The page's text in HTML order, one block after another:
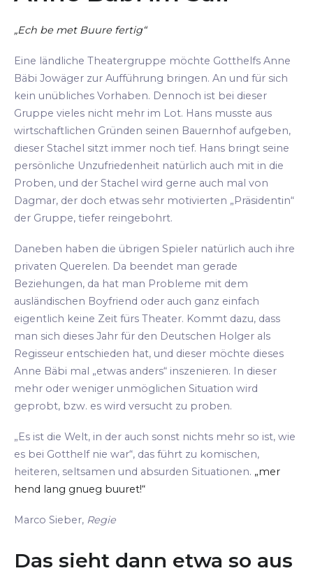
„Ech be met Buure fertig“
Eine ländliche Theatergruppe möchte Gotthelfs Anne
Bäbi Jowäger zur Aufführung bringen. An und für sich
kein unübliches Vorhaben. Dennoch ist bei dieser
Gruppe vieles nicht mehr im Lot. Hans musste aus
wirtschaftlichen Gründen seinen Bauernhof aufgeben,
dieser Stachel sitzt immer noch tief. Hans bringt seine
persönliche Unzufriedenheit natürlich auch mit in die
Proben, und der Stachel wird gerne auch mal von
Dagmar, der doch etwas sehr motivierten „Präsidentin“
der Gruppe, tiefer reingebohrt.
Daneben haben die übrigen Spieler natürlich auch ihre
privaten Querelen. Da beendet man gerade
Beziehungen, da hat man Probleme mit dem
ausländischen Boyfriend oder auch ganz einfach
eigentlich keine Zeit fürs Theater. Kommt dazu, dass
man sich dieses Jahr für den Deutschen Holger als
Regisseur entschieden hat, und dieser möchte dieses
Anne Bäbi mal „etwas anders“ inszenieren. In dieser
mehr oder weniger unmöglichen Situation wird
geprobt, bzw. es wird versucht zu proben.
„Es ist die Welt, in der auch sonst nichts mehr so ist, wie
es bei Gotthelf nie war“, das führt zu komischen,
heiteren, seltsamen und absurden Situationen. „mer
hend lang gnueg buuret!“
Marco Sieber, Regie
Das sieht dann etwa so aus